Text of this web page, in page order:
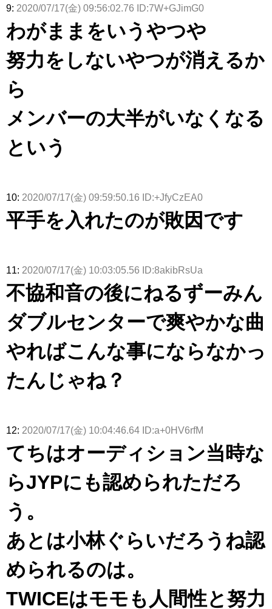
9: 2020/07/17(金) 09:56:02.76 ID:7W+GJimG0
わがままをいうやつや
努力をしないやつが消えるか
ら
メンバーの大半がいなくなる
という
10: 2020/07/17(金) 09:59:50.16 ID:+JfyCzEA0
平手を入れたのが敗因です
11: 2020/07/17(金) 10:03:05.56 ID:8akibRsUa
不協和音の後にねるずーみん
ダブルセンターで爽やかな曲
やればこんな事にならなかっ
たんじゃね？
12: 2020/07/17(金) 10:04:46.64 ID:a+0HV6rfM
てちはオーディション当時な
らJYPにも認められただろ
う。
あとは小林ぐらいだろうね認
められるのは。
TWICEはモモも人間性と努力